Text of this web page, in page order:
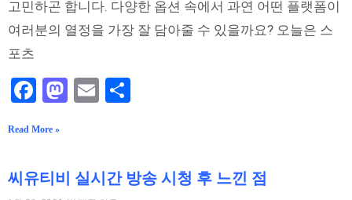
고민하곤 합니다. 다양한 옵션 속에서 과연 어떤 플랫폼이
여러분의 열정을 가장 잘 담아줄 수 있을까요? 오늘은 스
포츠
Facebook
Mastodon
Email
Read More »
씨유티비 실시간 방송 시청 후 느낀 점